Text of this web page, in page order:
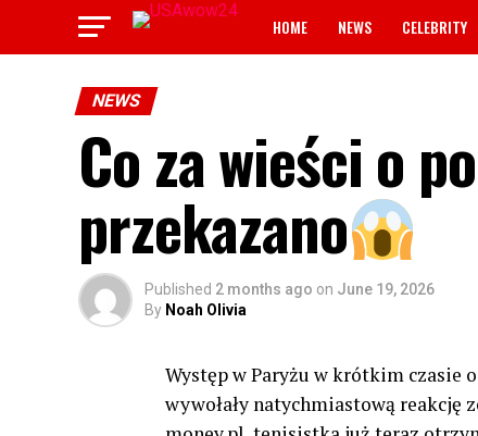
HOME NEWS CELEBRITY
NEWS
Co za wieści o
przekazano
Published 2 months ago on June 19, 2026
By Noah Olivia
Występ w Paryżu w krótkim czasie
wywołały natychmiastową reakcję